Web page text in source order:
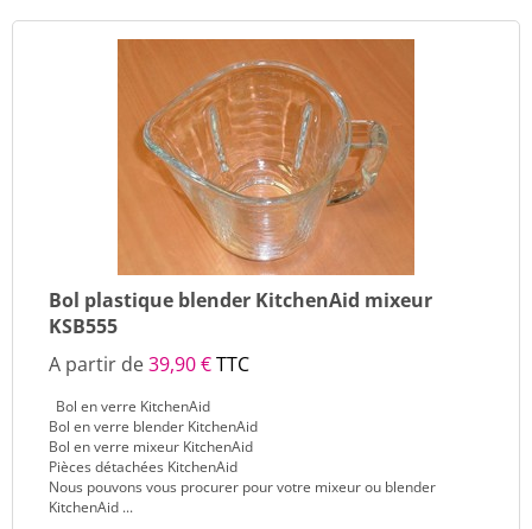
Bol plastique blender KitchenAid mixeur
KSB555
A partir de39,90 €TTC
Bol en verre KitchenAid
Bol en verre blender KitchenAid
Bol en verre mixeur KitchenAid
Pièces détachées KitchenAid
Nous pouvons vous procurer pour votre mixeur ou blender
KitchenAid ...